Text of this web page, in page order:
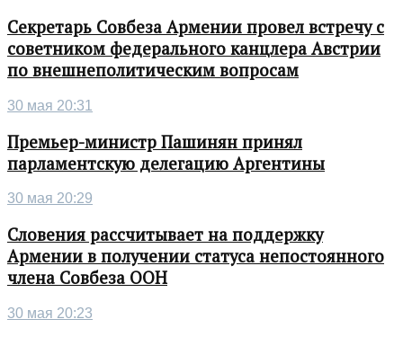
Секретарь Совбеза Армении провел встречу с
советником федерального канцлера Австрии
по внешнеполитическим вопросам
30 мая 20:31
Премьер-министр Пашинян принял
парламентскую делегацию Аргентины
30 мая 20:29
Словения рассчитывает на поддержку
Армении в получении статуса непостоянного
члена Совбеза ООН
30 мая 20:23